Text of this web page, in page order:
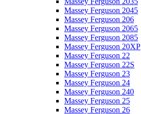
Massey Ferguson 2045
Massey Ferguson 206
Massey Ferguson 2065
Massey Ferguson 2085
Massey Ferguson 20XP
Massey Ferguson 22
Massey Ferguson 22S
Massey Ferguson 23
Massey Ferguson 24
Massey Ferguson 240
Massey Ferguson 25
Massey Ferguson 26